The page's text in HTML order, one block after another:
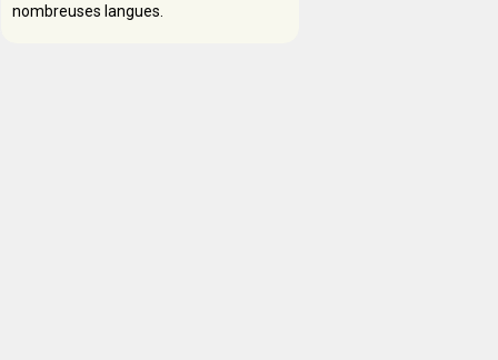
nombreuses langues.